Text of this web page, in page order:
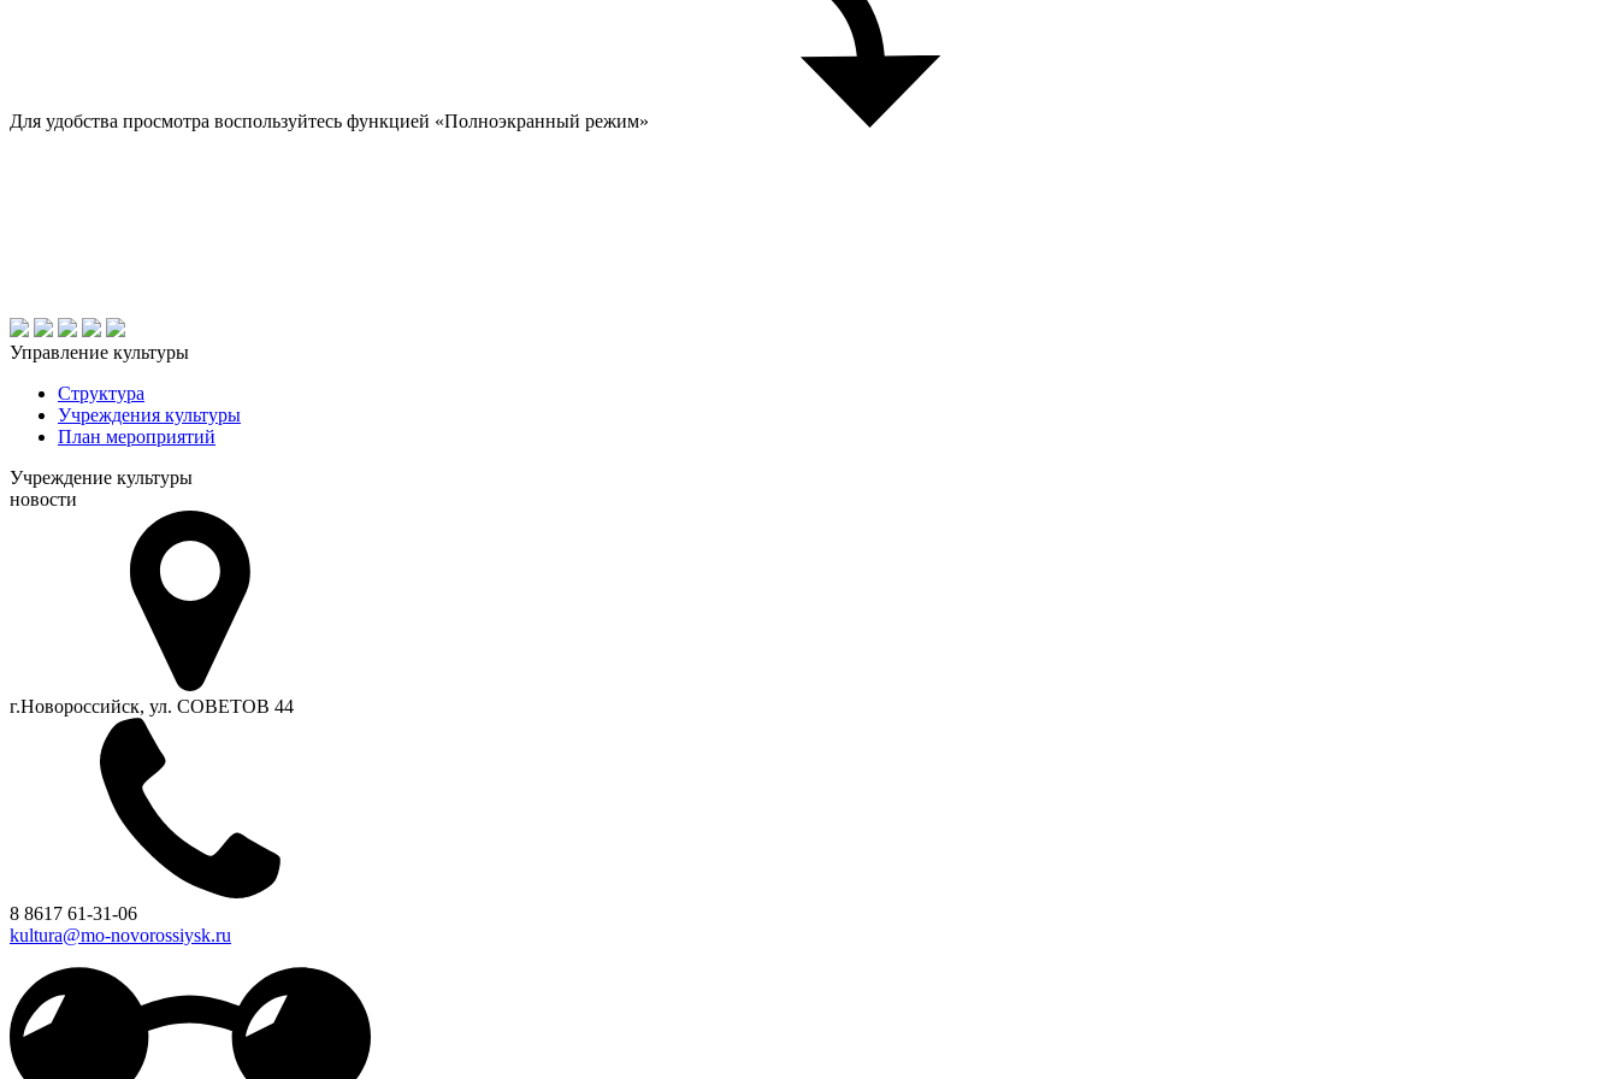
Для удобства просмотра воспользуйтесь функцией «Полноэкранный режим»
Управление культуры
Структура
Учреждения культуры
План мероприятий
Учреждение культуры
новости
г.Новороссийск, ул. СОВЕТОВ 44
8 8617 61-31-06
kultura@mo-novorossiysk.ru